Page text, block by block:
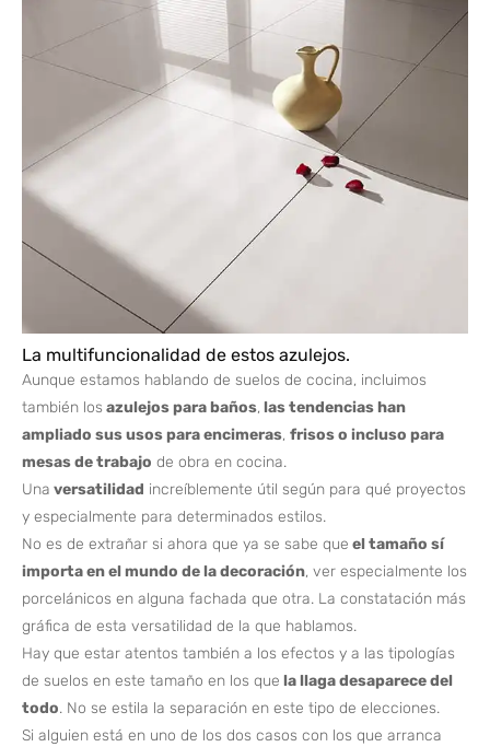
La multifuncionalidad de estos azulejos.
Aunque estamos hablando de suelos de cocina, incluimos
también los azulejospara baños, las tendencias han
ampliado sus usos para encimeras, frisos o incluso para
mesas de trabajo de obra en cocina.
Una versatilidad increíblemente útil según para qué proyectos
y especialmente para determinados estilos.
No es de extrañar si ahora que ya se sabe que el tamaño sí
importa en el mundo de la decoración, ver especialmente los
porcelánicos en alguna fachada que otra. La constatación más
gráfica de esta versatilidad de la que hablamos.
Hay que estar atentos también a los efectos y a las tipologías
de suelos en este tamaño en los que la llaga desaparece del
todo. No se estila la separación en este tipo de elecciones.
Si alguien está en uno de los dos casos con los que arranca